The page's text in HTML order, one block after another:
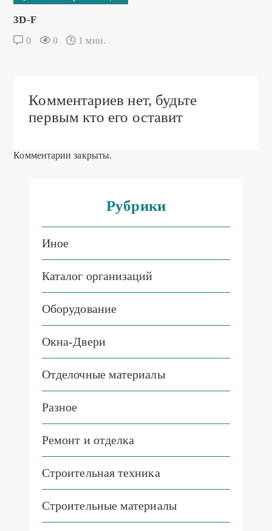
3D-F
0 0 1 мин.
Комментариев нет, будьте
первым кто его оставит
Комментарии закрыты.
Рубрики
Иное
Каталог организаций
Оборудование
Окна-Двери
Отделочные материалы
Разное
Ремонт и отделка
Строительная техника
Строительные материалы